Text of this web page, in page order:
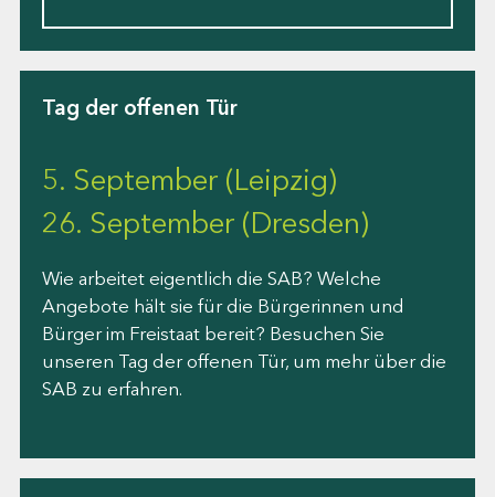
Tag der offenen Tür
5. September (Leipzig)
26. September (Dresden)
Wie arbeitet eigentlich die SAB? Welche
Angebote hält sie für die Bürgerinnen und
Bürger im Freistaat bereit? Besuchen Sie
unseren Tag der offenen Tür, um mehr über die
SAB zu erfahren.